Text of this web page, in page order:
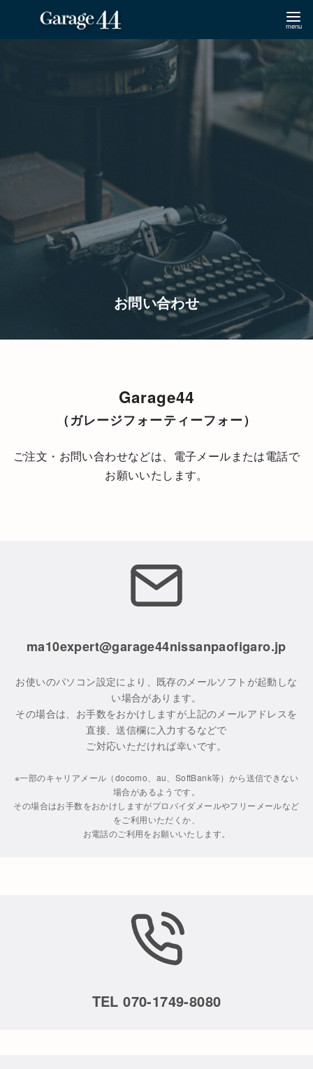
移
お問い合わせ
Garage44
（ガレージフォーティーフォー）
ご注文・お問い合わせなどは、電子メールまたは電話で
お願いいたします。
ma10expert@garage44nissanpaofigaro.jp
お使いのパソコン設定により、既存のメールソフトが起動しな
い場合があります。
その場合は、お手数をおかけしますが上記のメールアドレスを
直接、送信欄に入力するなどで
ご対応いただければ幸いです。
※一部のキャリアメール（docomo、au、SoftBank等）から送信できない
場合があるようです。
その場合はお手数をおかけしますがプロバイダメールやフリーメールなど
をご利用いただくか、
お電話のご利用をお願いいたします。
TEL 070-1749-8080